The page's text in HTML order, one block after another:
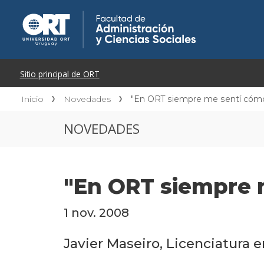
Inicio Novedades "En ORT siempre me sentí
NOVEDADES
"En ORT
1 nov. 2008
Javier Maseiro, Licenciatura